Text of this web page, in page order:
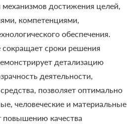
достижения целей,
компетенциями,
обеспечения.
сокращает сроки решения
детализацию
деятельности,
позволяет оптимально
человеческие и материальные
повышению качества